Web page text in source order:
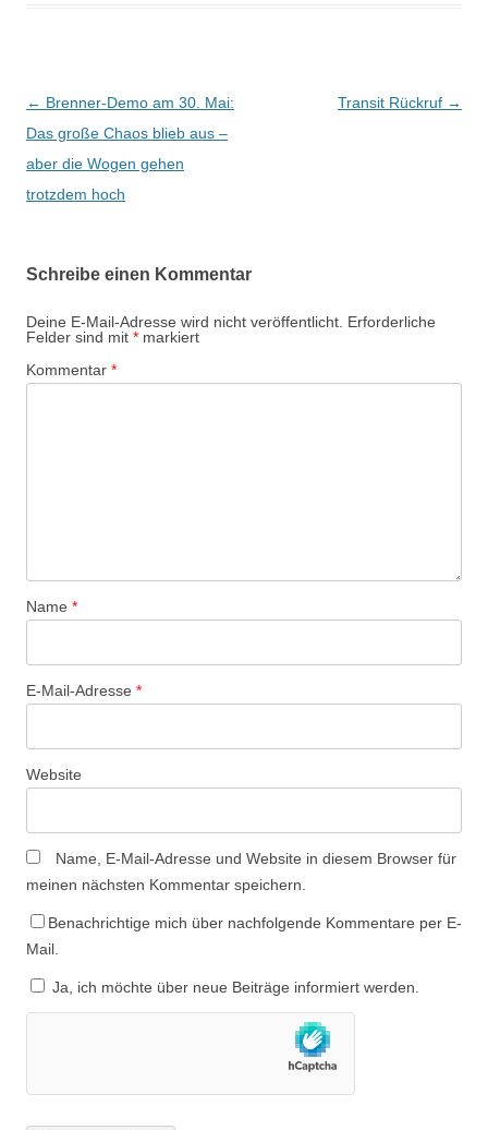
Beitragsnavigation
← Brenner-Demo am 30. Mai:
Das große Chaos blieb aus –
aber die Wogen gehen
trotzdem hoch
Transit Rückruf →
Schreibe einen Kommentar
Deine E-Mail-Adresse wird nicht veröffentlicht. Erforderliche
Felder sind mit * markiert
Kommentar *
Name *
E-Mail-Adresse *
Website
Name, E-Mail-Adresse und Website in diesem Browser für
meinen nächsten Kommentar speichern.
Benachrichtige mich über nachfolgende Kommentare per E-
Mail.
Ja, ich möchte über neue Beiträge informiert werden.